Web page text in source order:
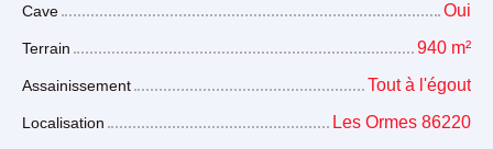
Cave Oui
Terrain 940 m²
Assainissement Tout à l'égout
Localisation Les Ormes 86220